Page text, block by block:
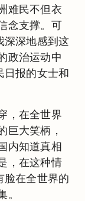
难民不但衣
念支撑。可
深深地感到这
政治运动中
日报的女士和
，在全世界
巨大笑柄，
内知道真相
，在这种情
脸在全世界的
。